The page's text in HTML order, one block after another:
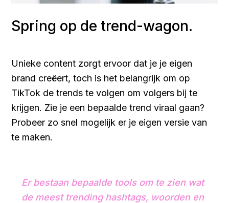
Spring op de trend-wagon.
Unieke content zorgt ervoor dat je je eigen
brand creëert, toch is het belangrijk om op
TikTok de trends te volgen om volgers bij te
krijgen. Zie je een bepaalde trend viraal gaan?
Probeer zo snel mogelijk er je eigen versie van
te maken.
Er bestaan bepaalde tools om te zien wat
de meest trending hashtags, woorden en